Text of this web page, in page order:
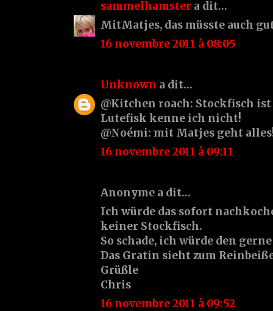
sammelhamster a dit…
MitMatjes, das müsste auch
16 novembre 2011 à 08:05
Unknown a dit…
@Kitchen roach: Stockfisch
Lutefisk kenne ich nicht!
@Noémi: mit Matjes geht
16 novembre 2011 à 09:11
Anonyme a dit…
Ich würde das sofort
keiner Stockfisch.
So schade, ich würde den
Das Gratin sieht zum
Grüßle
Chris
16 novembre 2011 à 09:52